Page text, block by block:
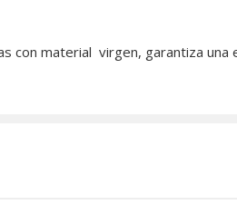
con material virgen, garantiza una